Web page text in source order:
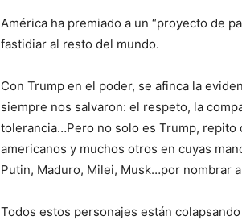
América ha premiado a un “proyecto de
fastidiar al resto del mundo.
Con Trump en el poder, se afinca la
siempre nos salvaron: el respeto, la
tolerancia…Pero no solo es Trump,
americanos y muchos otros en cuyas
Putin, Maduro, Milei, Musk…por nombrar
Todos estos personajes están